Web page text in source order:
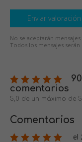
Enviar valoración
No se aceptarán
Todos los mensajes
comentarios
5,0 de un máximo de
Comentarios
el